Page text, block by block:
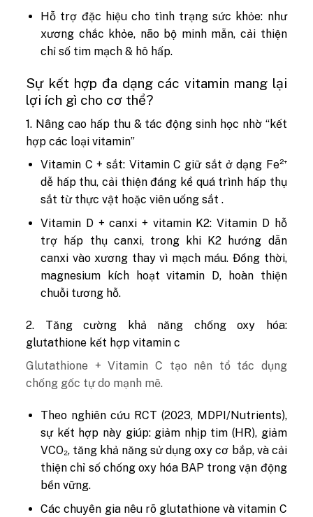
Hỗ trợ đặc hiệu cho tình trạng sức khỏe: như
xương chắc khỏe, não bộ minh mẫn, cải thiện
chỉ số tim mạch & hô hấp.
Sự kết hợp đa dạng các vitamin mang lại
lợi ích gì cho cơ thể?
1. Nâng cao hấp thu & tác động sinh học nhờ “kết
hợp các loại vitamin”
Vitamin C + sắt: Vitamin C giữ sắt ở dạng Fe²⁺
dễ hấp thu, cải thiện đáng kể quá trình hấp thụ
sắt từ thực vật hoặc viên uống sắt .
Vitamin D + canxi + vitamin K2: Vitamin D hỗ
trợ hấp thụ canxi, trong khi K2 hướng dẫn
canxi vào xương thay vì mạch máu. Đồng thời,
magnesium kích hoạt vitamin D, hoàn thiện
chuỗi tương hỗ.
2. Tăng cường khả năng chống oxy hóa:
glutathione kết hợp vitamin c
Glutathione + Vitamin C tạo nên tổ tác dụng
chống gốc tự do mạnh mẽ.
Theo nghiên cứu RCT (2023, MDPI/Nutrients),
sự kết hợp này giúp: giảm nhịp tim (HR), giảm
VCO₂, tăng khả năng sử dụng oxy cơ bắp, và cải
thiện chỉ số chống oxy hóa BAP trong vận động
bền vững.
Các chuyên gia nêu rõ glutathione và vitamin C